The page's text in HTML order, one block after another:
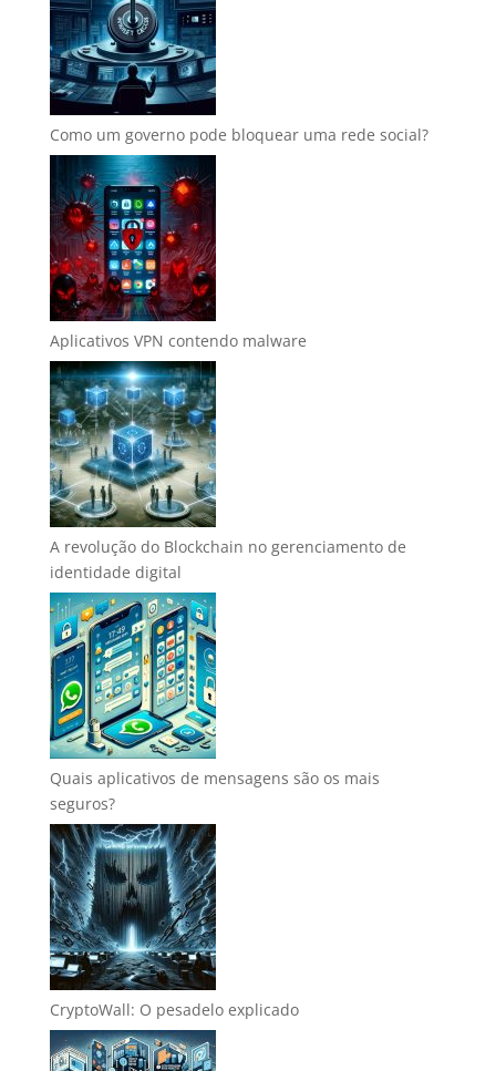
Como um governo pode bloquear uma rede social?
Aplicativos VPN contendo malware
A revolução do Blockchain no gerenciamento de
identidade digital
Quais aplicativos de mensagens são os mais
seguros?
CryptoWall: O pesadelo explicado